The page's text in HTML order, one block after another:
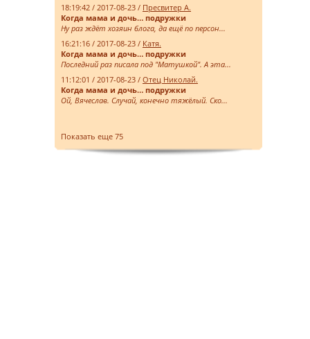
18:19:42 / 2017-08-23 / Пресвитер А.
Когда мама и дочь… подружки
Ну раз ждёт хозяин блога, да ещё по персон...
16:21:16 / 2017-08-23 / Катя.
Когда мама и дочь… подружки
Последний раз писала под "Матушкой". А эта...
11:12:01 / 2017-08-23 / Отец Николай.
Когда мама и дочь… подружки
Ой, Вячеслав. Случай, конечно тяжёлый. Ско...
Показать еще 75